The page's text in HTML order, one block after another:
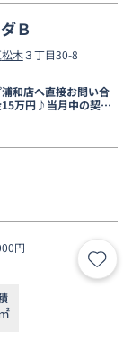
Ｂ
松木３丁目30-8
和店へ直接お問い合
万円♪当月中の契約
円
お気